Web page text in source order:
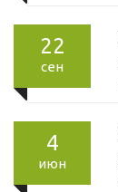
22
сен
4
июн